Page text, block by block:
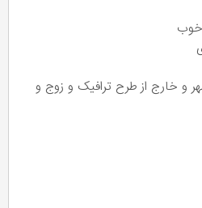
خوب
و خارج از طرح ترافیک و زوج و